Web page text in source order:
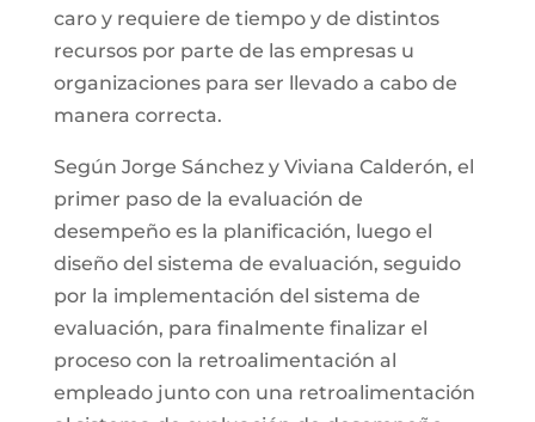
caro y requiere de tiempo y de distintos
recursos por parte de las empresas u
organizaciones para ser llevado a cabo de
manera correcta.
Según Jorge Sánchez y Viviana Calderón, el
primer paso de la evaluación de
desempeño es la planificación, luego el
diseño del sistema de evaluación, seguido
por la implementación del sistema de
evaluación, para finalmente finalizar el
proceso con la retroalimentación al
empleado junto con una retroalimentación